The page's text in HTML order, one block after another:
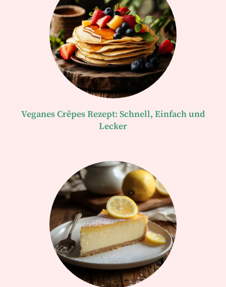
Veganes Crêpes Rezept: Schnell, Einfach und
Lecker